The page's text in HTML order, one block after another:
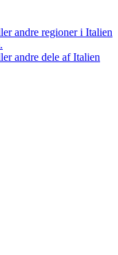
andre regioner i Italien
andre dele af Italien